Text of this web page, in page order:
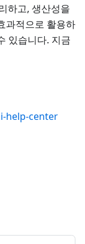
하고, 생산성을
과적으로 활용하
있습니다. 지금
help-center